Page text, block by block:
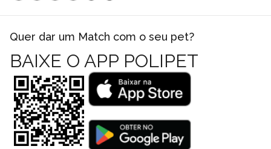
Quer dar um Match com o seu pet?
BAIXE O APP POLIPET